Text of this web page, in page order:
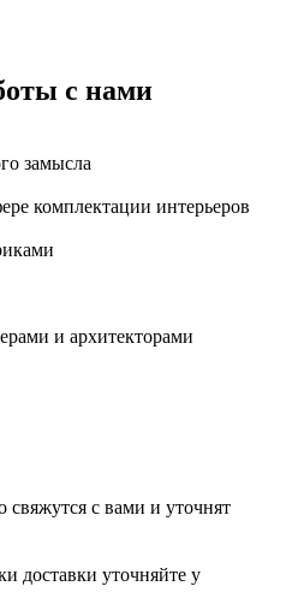
с нами
замысла
комплектации интерьеров
и архитекторами
с вами и уточнят
доставки уточняйте у